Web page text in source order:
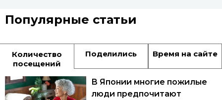
Популярные статьи
Количество
посещений
Поделились Время на сайте
В Японии многие пожилые
люди предпочитают